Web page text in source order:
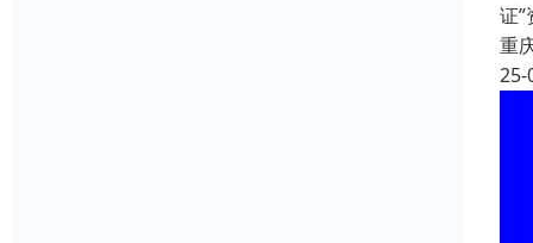
证
重
25-